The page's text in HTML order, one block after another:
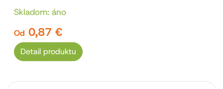
Skladom: áno
Od 0,87 €
Detail produktu